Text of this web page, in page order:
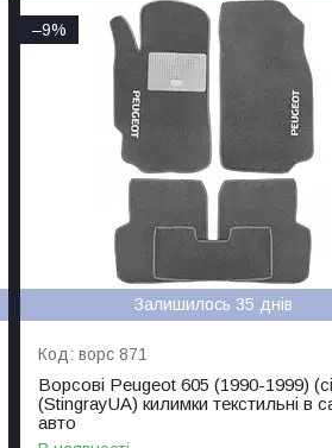
–9%
Залишилось 35 днів
ворс 871
Ворсові Peugeot 605 (1990-1999)
(StingrayUA) килимки текстильні в
авто